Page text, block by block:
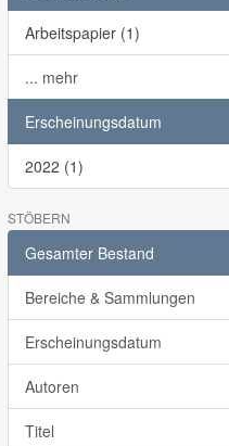
Arbeitspapier (1)
... mehr
Erscheinungsdatum
2022 (1)
STÖBERN
Gesamter Bestand
Bereiche & Sammlungen
Erscheinungsdatum
Autoren
Titel